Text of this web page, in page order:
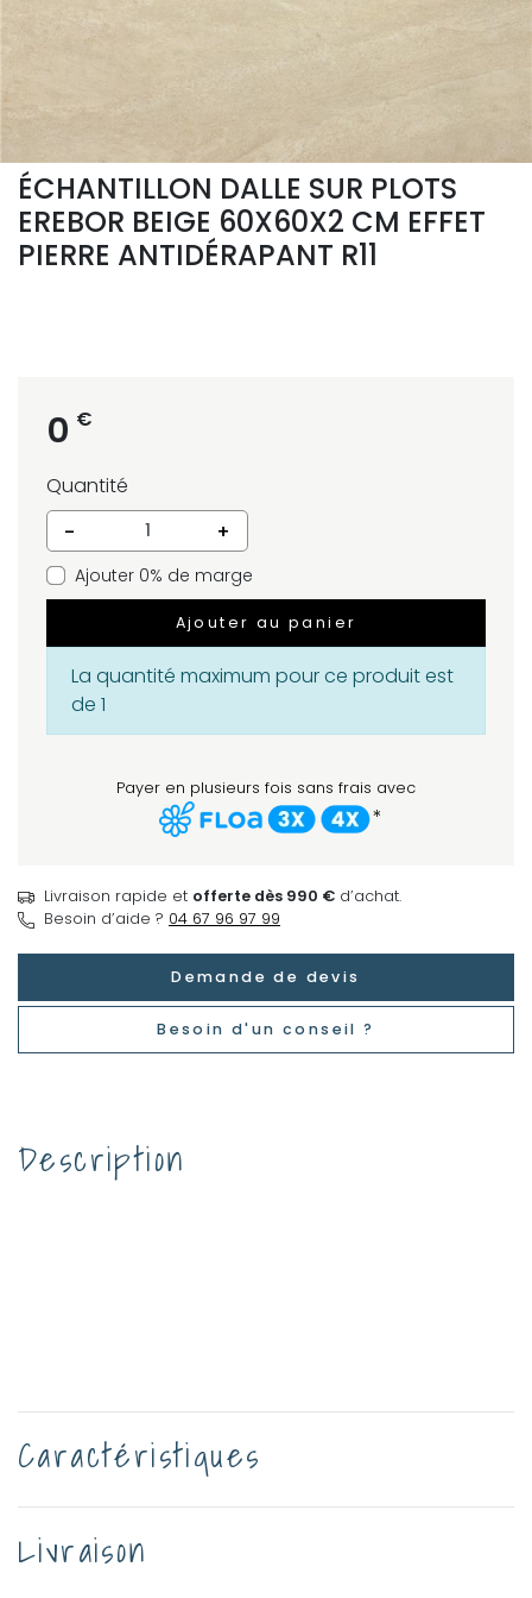
ÉCHANTILLON DALLE SUR PLOTS
EREBOR BEIGE 60X60X2 CM EFFET
PIERRE ANTIDÉRAPANT R11
0 €
Quantité
-
+
Ajouter 0% de marge
Ajouter au panier
La quantité maximum pour ce produit est
de 1
Payer en plusieurs fois sans frais avec
*
Livraison rapide et offerte dès 990 € d’achat.
Besoin d’aide ? 04 67 96 97 99
Demande de devis
Besoin d'un conseil ?
Description
Caractéristiques
Livraison